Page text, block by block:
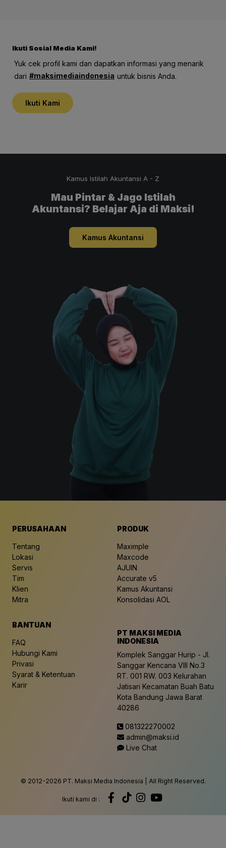
Anda
Ikuti Sosial Media Kami!
Yuk cek profil kami dan dapatkan informasi yang menarik
dari #maksimediaindonesia untuk bisnis Anda.
Ikuti Kami
Kamus Istilah Akuntansi A - Z
Mau Pintar & Jago Istilah
Akuntansi? Belajar Aja di Maksi!
Kamus Akuntansi
PERUSAHAAN
Tentang
Lokasi
Servis
Tim
Klien
Mitra
PRODUK
Maximple
Maxcode
AJUIN
Accurate v5
Kamus Akuntansi
Konsolidasi AOL
BANTUAN
FAQ
Hubungi Kami
Privasi
Syarat & Ketentuan
Karir
PT MAKSI MEDIA
INDONESIA
Komplek Sanggar Hurip - Jl.
Sanggar Kencana VIII No.3
RT. 001 RW. 003 Kelurahan
Jatisari Kecamatan Buah Batu
Kota Bandung Jawa Barat
40286
081322270002
admin@maksi.id
Live Chat
© 2012-2026 PT. Maksi Media Indonesia | All Right Reserved.
Ikuti kami di :